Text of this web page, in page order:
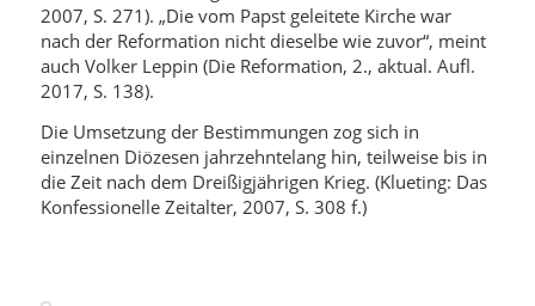
2007, S. 271). „Die vom Papst geleitete Kirche war
nach der Reformation nicht dieselbe wie zuvor“, meint
auch Volker Leppin (Die Reformation, 2., aktual. Aufl.
2017, S. 138).
Die Umsetzung der Bestimmungen zog sich in
einzelnen Diözesen jahrzehntelang hin, teilweise bis in
die Zeit nach dem Dreißigjährigen Krieg. (Klueting: Das
Konfessionelle Zeitalter, 2007, S. 308 f.)